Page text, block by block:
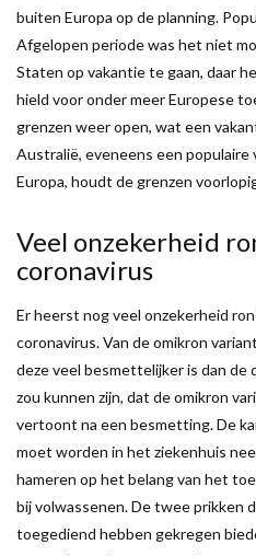
buiten Europa op de planning.
Afgelopen periode was het niet
Staten op vakantie te gaan, daar
hield voor onder meer Europese
grenzen weer open, wat een
Australië, eveneens een
Europa, houdt de grenzen
Veel onzekerheid
coronavirus
Er heerst nog veel onzekerheid
coronavirus. Van de omikron
deze veel besmettelijker is dan
zou kunnen zijn, dat de omikron
vertoont na een besmetting. De
moet worden in het ziekenhuis
hameren op het belang van het
bij volwassenen. De twee prikken
toegediend hebben gekregen